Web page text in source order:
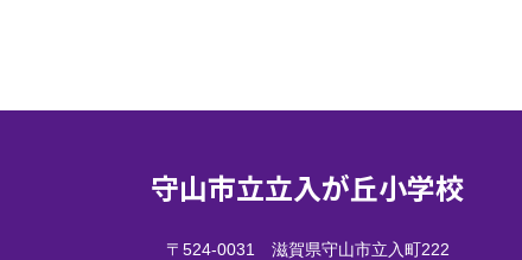
守山市立立入が丘小学校
〒524-0031 滋賀県守山市立入町222